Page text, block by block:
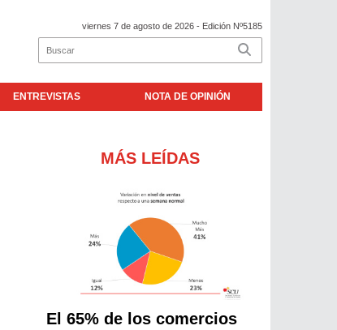
viernes 7 de agosto de 2026 - Edición Nº5185
ENTREVISTAS NOTA DE OPINIÓN
MÁS LEÍDAS
El 65% de los comercios